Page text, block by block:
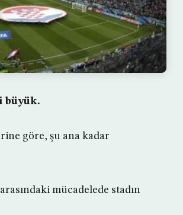
büyük.
göre, şu ana kadar
mücadelede stadın